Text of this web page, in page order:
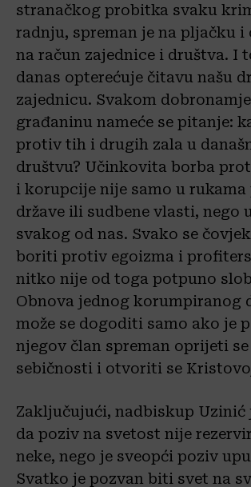
stranačkog probitka svaku
radnju, spreman je na pljačku i
na račun zajednice i društva. I
danas opterećuje čitavu našu
zajednicu. Svakom
građaninu nameće se pitanje:
protiv tih i drugih zala u
društvu? Učinkovita borba
i korupcije nije samo u rukama
države ili sudbene vlasti, nego
svakog od nas. Svako se
boriti protiv egoizma i
nitko nije od toga potpuno
Obnova jednog korumpiranog
može se dogoditi samo ako je
njegov član spreman oprijeti
sebičnosti i otvoriti se
Zaključujući, nadbiskup Uzinić
da poziv na svetost nije
neke, nego je sveopći poziv
Svatko je pozvan biti svet na